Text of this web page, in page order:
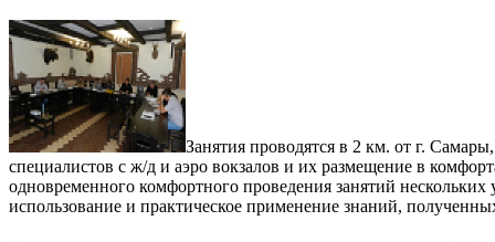
Занятия проводятся в 2 км. от г.
специалистов с ж/д и аэро вокзалов и их размещение в
одновременного комфортного проведения занятий
использование и практическое применение знаний,